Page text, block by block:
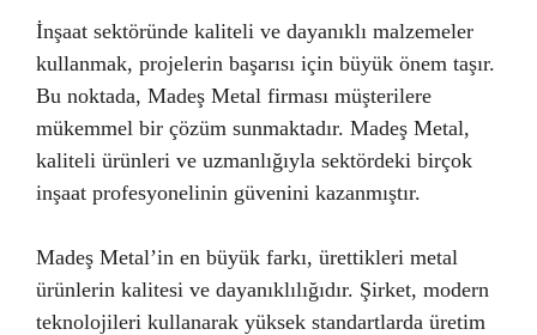
İnşaat sektöründe kaliteli ve dayanıklı malzemeler
kullanmak, projelerin başarısı için büyük önem taşır.
Bu noktada, Madeş Metal firması müşterilere
mükemmel bir çözüm sunmaktadır. Madeş Metal,
kaliteli ürünleri ve uzmanlığıyla sektördeki birçok
inşaat profesyonelinin güvenini kazanmıştır.
Madeş Metal’in en büyük farkı, ürettikleri metal
ürünlerin kalitesi ve dayanıklılığıdır. Şirket, modern
teknolojileri kullanarak yüksek standartlarda üretim